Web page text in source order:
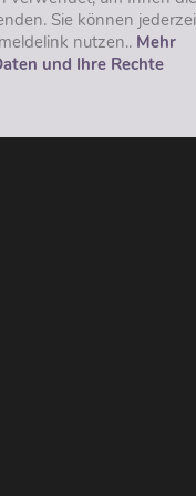
Sie können
nutzen.. Mehr
und Ihre Rechte